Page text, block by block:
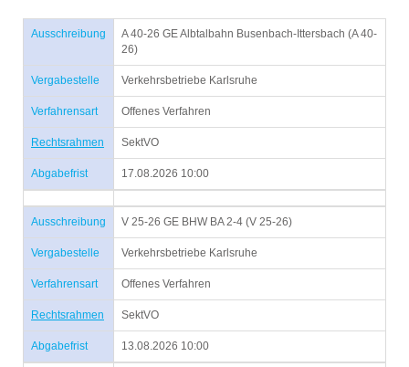
Ausschreibung
A 40-26 GE Albtalbahn Busenbach-Ittersbach (A 40-
26)
Vergabestelle Verkehrsbetriebe Karlsruhe
Verfahrensart Offenes Verfahren
Rechtsrahmen SektVO
Abgabefrist 17.08.2026 10:00
Ausschreibung V 25-26 GE BHW BA 2-4 (V 25-26)
Vergabestelle Verkehrsbetriebe Karlsruhe
Verfahrensart Offenes Verfahren
Rechtsrahmen SektVO
Abgabefrist 13.08.2026 10:00